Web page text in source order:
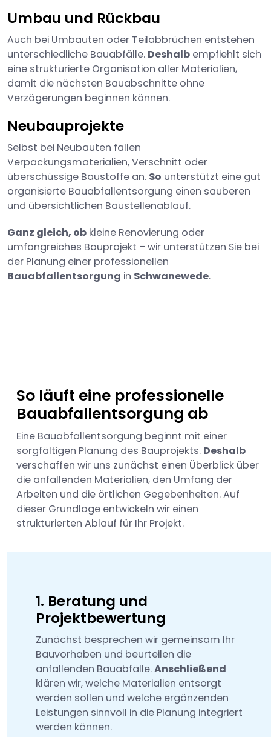
Umbau und Rückbau
Auch bei Umbauten oder Teilabbrüchen entstehen
unterschiedliche Bauabfälle. Deshalb empfiehlt sich
eine strukturierte Organisation aller Materialien,
damit die nächsten Bauabschnitte ohne
Verzögerungen beginnen können.
Neubauprojekte
Selbst bei Neubauten fallen
Verpackungsmaterialien, Verschnitt oder
überschüssige Baustoffe an. So unterstützt eine gut
organisierte Bauabfallentsorgung einen sauberen
und übersichtlichen Baustellenablauf.
Ganz gleich, ob kleine Renovierung oder
umfangreiches Bauprojekt – wir unterstützen Sie bei
der Planung einer professionellen
Bauabfallentsorgung in Schwanewede.
So läuft eine professionelle
Bauabfallentsorgung ab
Eine Bauabfallentsorgung beginnt mit einer
sorgfältigen Planung des Bauprojekts. Deshalb
verschaffen wir uns zunächst einen Überblick über
die anfallenden Materialien, den Umfang der
Arbeiten und die örtlichen Gegebenheiten. Auf
dieser Grundlage entwickeln wir einen
strukturierten Ablauf für Ihr Projekt.
1. Beratung und
Projektbewertung
Zunächst besprechen wir gemeinsam Ihr
Bauvorhaben und beurteilen die
anfallenden Bauabfälle.Anschließend
klären wir, welche Materialien entsorgt
werden sollen und welche ergänzenden
Leistungen sinnvoll in die Planung integriert
werden können.